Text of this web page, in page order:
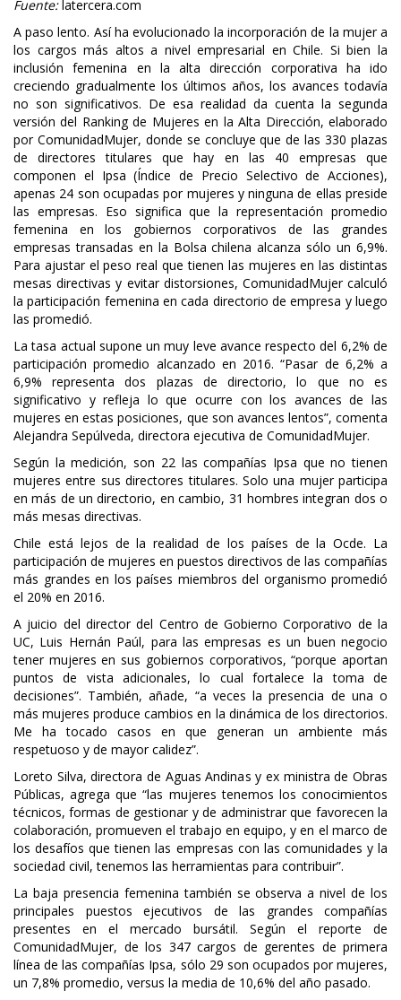
Fuente:latercera.com
A paso lento. Así ha evolucionado la incorporación de la mujer a
los cargos más altos a nivel empresarial en Chile. Si bien la
inclusión femenina en la alta dirección corporativa ha ido
creciendo gradualmente los últimos años, los avances todavía
no son significativos. De esa realidad da cuenta la segunda
versión del Ranking de Mujeres en la Alta Dirección, elaborado
por ComunidadMujer, donde se concluye que de las 330 plazas
de directores titulares que hay en las 40 empresas que
componen el Ipsa (Índice de Precio Selectivo de Acciones),
apenas 24 son ocupadas por mujeres y ninguna de ellas preside
las empresas. Eso significa que la representación promedio
femenina en los gobiernos corporativos de las grandes
empresas transadas en la Bolsa chilena alcanza sólo un 6,9%.
Para ajustar el peso real que tienen las mujeres en las distintas
mesas directivas y evitar distorsiones, ComunidadMujer calculó
la participación femenina en cada directorio de empresa y luego
las promedió.
La tasa actual supone un muy leve avance respecto del 6,2% de
participación promedio alcanzado en 2016. “Pasar de 6,2% a
6,9% representa dos plazas de directorio, lo que no es
significativo y refleja lo que ocurre con los avances de las
mujeres en estas posiciones, que son avances lentos”, comenta
Alejandra Sepúlveda, directora ejecutiva de ComunidadMujer.
Según la medición, son 22 las compañías Ipsa que no tienen
mujeres entre sus directores titulares. Solo una mujer participa
en más de un directorio, en cambio, 31 hombres integran dos o
más mesas directivas.
Chile está lejos de la realidad de los países de la Ocde. La
participación de mujeres en puestos directivos de las compañías
más grandes en los países miembros del organismo promedió
el 20% en 2016.
A juicio del director del Centro de Gobierno Corporativo de la
UC, Luis Hernán Paúl, para las empresas es un buen negocio
tener mujeres en sus gobiernos corporativos, “porque aportan
puntos de vista adicionales, lo cual fortalece la toma de
decisiones”. También, añade, “a veces la presencia de una o
más mujeres produce cambios en la dinámica de los directorios.
Me ha tocado casos en que generan un ambiente más
respetuoso y de mayor calidez”.
Loreto Silva, directora de Aguas Andinas y ex ministra de Obras
Públicas, agrega que “las mujeres tenemos los conocimientos
técnicos, formas de gestionar y de administrar que favorecen la
colaboración, promueven el trabajo en equipo, y en el marco de
los desafíos que tienen las empresas con las comunidades y la
sociedad civil, tenemos las herramientas para contribuir”.
La baja presencia femenina también se observa a nivel de los
principales puestos ejecutivos de las grandes compañías
presentes en el mercado bursátil. Según el reporte de
ComunidadMujer, de los 347 cargos de gerentes de primera
línea de las compañías Ipsa, sólo 29 son ocupados por mujeres,
un 7,8% promedio, versus la media de 10,6% del año pasado.